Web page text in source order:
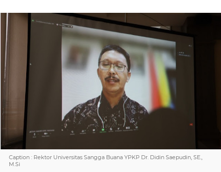
Caption : Rektor Universitas Sangga Buana YPKP Dr. Didin Saepudin, SE.,
M.Si